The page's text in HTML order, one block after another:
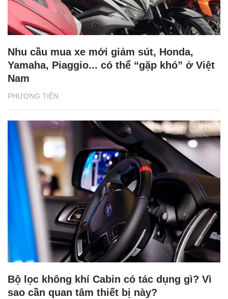
PHƯƠNG TIỆN
Nhu cầu mua xe mới giảm sút, Honda,
Yamaha, Piaggio... có thể “gặp khó” ở Việt
Nam
Bộ lọc không khí Cabin có tác dụng gì? Vì
sao cần quan tâm thiết bị này?